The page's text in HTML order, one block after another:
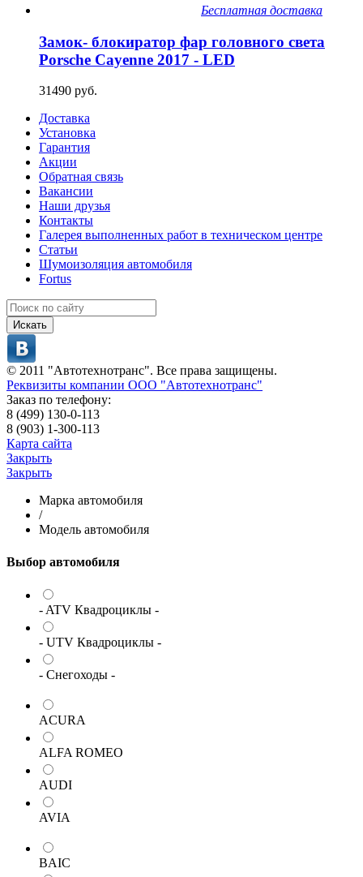
Бесплатная доставка
Замок- блокиратор фар головного света
Porsche Cayenne 2017 - LED
31490 руб.
Доставка
Установка
Гарантия
Акции
Обратная связь
Вакансии
Наши друзья
Контакты
Галерея выполненных работ в техническом центре
Статьи
Шумоизоляция автомобиля
Fortus
Искать
© 2011 "Автотехнотранс". Все права защищены.
Реквизиты компании ООО "Автотехнотранс"
Заказ по телефону:
8 (499) 130-0-113
8 (903) 1-300-113
Карта сайта
Закрыть
Закрыть
Марка автомобиля
/
Модель автомобиля
Выбор автомобиля
- ATV Квадроциклы -
- UTV Квадроциклы -
- Снегоходы -
ACURA
ALFA ROMEO
AUDI
AVIA
BAIC